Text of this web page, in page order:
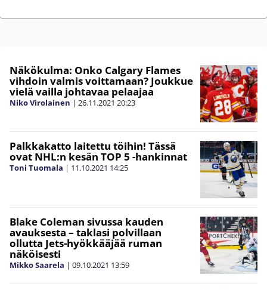
Näkökulma: Onko Calgary Flames
vihdoin valmis voittamaan? Joukkue
vielä vailla johtavaa pelaajaa
Niko Virolainen | 26.11.2021 20:23
Palkkakatto laitettu töihin! Tässä
ovat NHL:n kesän TOP 5 -hankinnat
Toni Tuomala | 11.10.2021 14:25
Blake Coleman sivussa kauden
avauksesta – taklasi polvillaan
ollutta Jets-hyökkääjää ruman
näköisesti
Mikko Saarela | 09.10.2021 13:59